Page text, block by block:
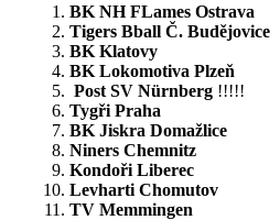
BK NH FLames Ostrava
Tigers Bball Č. Budějovice
BK Klatovy
BK Lokomotiva Plzeň
Post SV Nürnberg !!!!!
Tygři Praha
BK Jiskra Domažlice
Niners Chemnitz
Kondoři Liberec
Levharti Chomutov
TV Memmingen